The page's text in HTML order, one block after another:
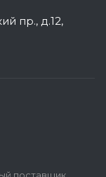
пр., д.12,